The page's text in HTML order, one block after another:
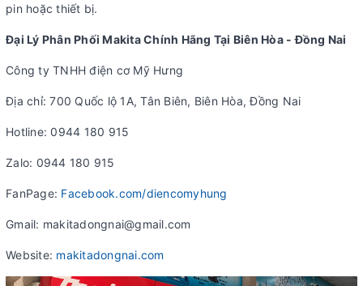
pin hoặc thiết bị.
Đại Lý Phân Phối Makita Chính Hãng Tại Biên Hòa - Đồng Nai
Công ty TNHH điện cơ Mỹ Hưng
Địa chỉ: 700 Quốc lộ 1A, Tân Biên, Biên Hòa, Đồng Nai
Hotline: 0944 180 915
Zalo: 0944 180 915
FanPage: Facebook.com/diencomyhung
Gmail: makitadongnai@gmail.com
Website: makitadongnai.com